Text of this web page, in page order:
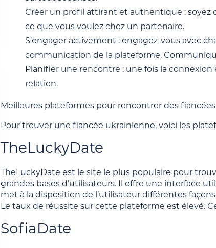
Créer un profil attirant et authentique : soyez
ce que vous voulez chez un partenaire.
S’engager activement : engagez-vous avec
communication de la plateforme.
Planifier une rencontre : une fois la
relation.
Meilleures plateformes pour rencontrer des
Pour trouver une fiancée ukrainienne, voici les
TheLuckyDate
TheLuckyDate est le site le plus populaire pour
grandes bases d’utilisateurs. Il offre une interface
met à la disposition de l’utilisateur différentes
Le taux de réussite sur cette plateforme est élevé.
SofiaDate